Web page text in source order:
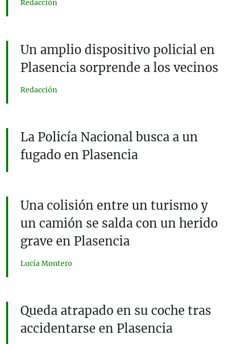
Redacción
Un amplio dispositivo policial en
Plasencia sorprende a los vecinos
Redacción
La Policía Nacional busca a un
fugado en Plasencia
Una colisión entre un turismo y
un camión se salda con un herido
grave en Plasencia
Lucía Montero
Queda atrapado en su coche tras
accidentarse en Plasencia